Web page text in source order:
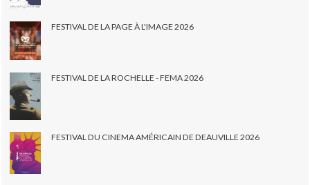
FESTIVAL DE LA PAGE À L'IMAGE 2026
FESTIVAL DE LA ROCHELLE - FEMA 2026
FESTIVAL DU CINEMA AMÉRICAIN DE DEAUVILLE 2026